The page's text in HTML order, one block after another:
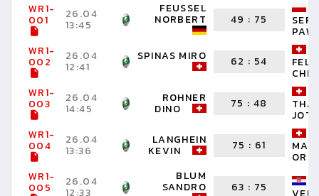
WR1-
001 26.04
13:45
FEUSSEL
NORBERT 49 : 75
WR1-
002 26.04
12:41
SPINAS MIRO 62 : 54
WR1-
003 26.04
14:45
ROHNER
DINO 75 :48
WR1-
004 26.04
13:36
LANGHEIN
KEVIN 75 : 61
ORIN
WR1-
005 26.04
12:33
BLUM
SANDRO 63 : 75